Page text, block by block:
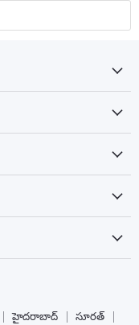
హైదరాబాద్ సూరత్